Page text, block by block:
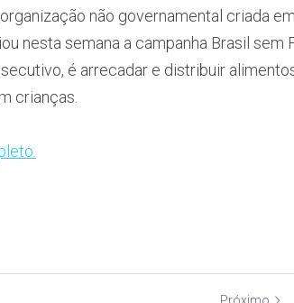
organização não governamental criada
nesta semana a campanha Brasil
é arrecadar e distribuir
crianças.